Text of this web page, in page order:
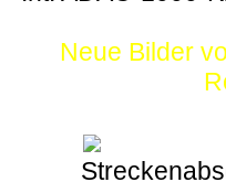
Neue Bilder